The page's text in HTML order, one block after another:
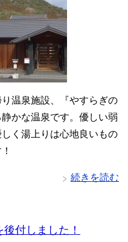
温泉施設、『やすらぎの
かな温泉です。優しい弱
く湯上りは心地良いもの
続きを読む
付しました！